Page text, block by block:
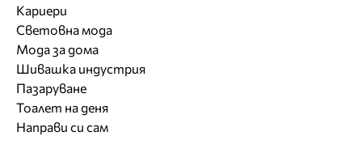
Кариери
Световна мода
Мода за дома
Шивашка индустрия
Пазаруване
Тоалет на деня
Направи си сам